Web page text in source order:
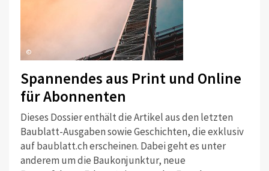
©
Spannendes aus Print und Online
für Abonnenten
Dieses Dossier enthält die Artikel aus den letzten
Baublatt-Ausgaben sowie Geschichten, die exklusiv
auf baublatt.ch erscheinen. Dabei geht es unter
anderem um die Baukonjunktur, neue